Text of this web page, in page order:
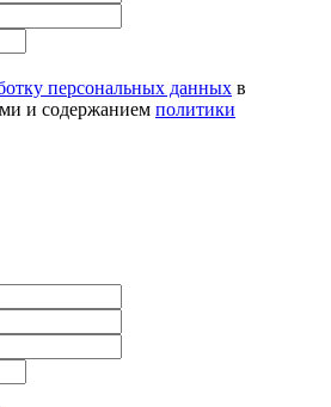
персональных данных в
и содержанием политики